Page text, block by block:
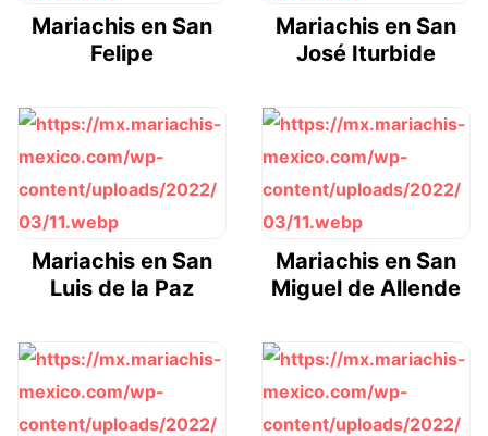
Mariachis en San
Felipe
Mariachis en San
José Iturbide
Mariachis en San
Luis de la Paz
Mariachis en San
Miguel de Allende